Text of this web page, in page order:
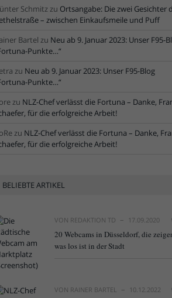
Schmitzzu Ortsangabe: Die zwei Gesichter
– zwischen Einkaufsmeile und Puff
Bartel zu Neu ab 9. Januar 2023: Unser F95-
Punkte…“
zu Neu ab 9. Januar 2023: Unser F95-Blog
Punkte…“
zu NLZ-Chef verlässt die Fortuna – Danke,
für die erfolgreiche Arbeit!
zu NLZ-Chef verlässt die Fortuna – Danke,
für die erfolgreiche Arbeit!
BELIEBTE ARTIKEL
VON REDAKTION TD 17.09.2020
20 Webcams in Düsseldorf, die
was los ist in der Stadt
VON RAINER BARTEL 10.12.2022